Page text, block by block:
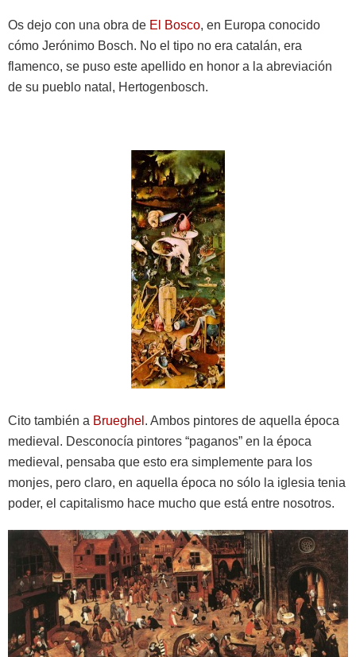
Os dejo con una obra de El Bosco, en Europa conocido
cómo Jerónimo Bosch. No el tipo no era catalán, era
flamenco, se puso este apellido en honor a la abreviación
de su pueblo natal, Hertogenbosch.
Cito también a Brueghel . Ambos pintores de aquella época
medieval. Desconocía pintores “paganos” en la época
medieval, pensaba que esto era simplemente para los
monjes, pero claro, en aquella época no sólo la iglesia tenia
poder, el capitalismo hace mucho que está entre nosotros.